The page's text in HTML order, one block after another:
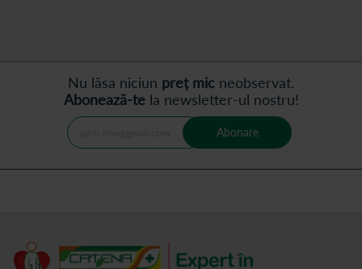
Nu lăsa niciun preț mic neobservat.
Abonează-tela newsletter-ul nostru!
Abonare